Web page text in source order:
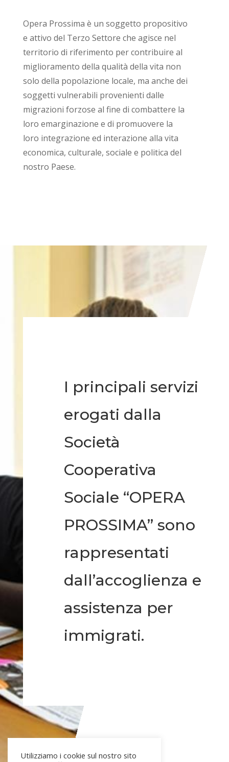
Opera Prossima è un soggetto propositivo
e attivo del Terzo Settore che agisce nel
territorio di riferimento per contribuire al
miglioramento della qualità della vita non
solo della popolazione locale, ma anche dei
soggetti vulnerabili provenienti dalle
migrazioni forzose al fine di combattere la
loro emarginazione e di promuovere la
loro integrazione ed interazione alla vita
economica, culturale, sociale e politica del
nostro Paese.
I principali servizi
erogati dalla
Società
Cooperativa
Sociale “OPERA
PROSSIMA” sono
rappresentati
dall’accoglienza e
assistenza per
immigrati.
Utilizziamo i cookie sul nostro sito